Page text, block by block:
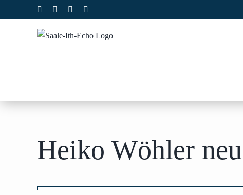
Inhalt
Facebook Instagram
Heiko Wöhler